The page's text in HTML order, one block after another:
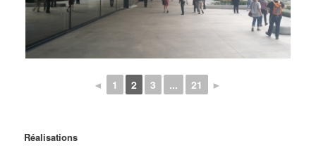
◄ 1 2 3 ... 21 ►
Réalisations